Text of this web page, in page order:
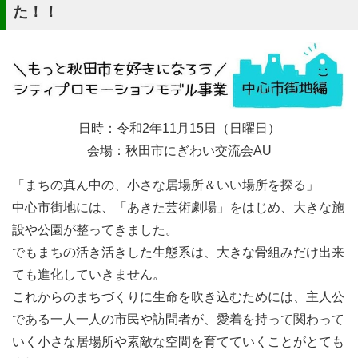
た！！
日時：令和2年11月15日（日曜日）
会場：秋田市にぎわい交流会AU
「まちの真ん中の、小さな居場所＆いい場所を探る」
中心市街地には、「あきた芸術劇場」をはじめ、大きな施
設や公園が整ってきました。
でもまちの活き活きした生態系は、大きな骨組みだけ出来
ても進化していきません。
これからのまちづくりに生命を吹き込むためには、主人公
である一人一人の市民や訪問者が、愛着を持って関わって
いく小さな居場所や素敵な空間を育てていくことがとても